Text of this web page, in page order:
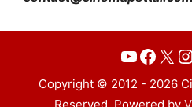
YouTube
X
Copyright © 2012 - 2026